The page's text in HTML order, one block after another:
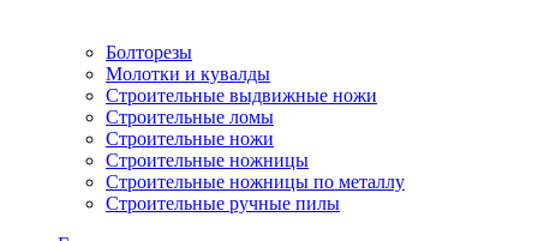
Болторезы
Молотки и кувалды
Строительные выдвижные ножи
Строительные ломы
Строительные ножи
Строительные ножницы
Строительные ножницы по металлу
Строительные ручные пилы